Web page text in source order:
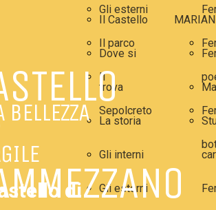
Gli esterni
Il parco
Il
Sepolcreto
Il Castello
Dove si
trova
La storia
Gli interni
Gli esterni
BELLEZZA
di